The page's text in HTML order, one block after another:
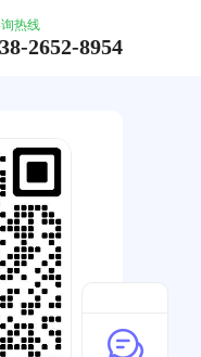
热线
2652-8954